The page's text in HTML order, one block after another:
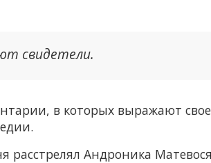
свидетели.
в которых выражают
расстрелял Андроника